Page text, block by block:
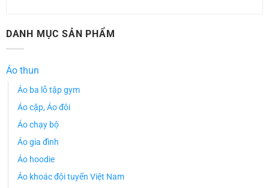
DANH MỤC SẢN PHẨM
Áo thun
Áo ba lỗ tập gym
Áo cặp, Áo đôi
Áo chạy bộ
Áo gia đình
Áo hoodie
Áo khoác đội tuyển Việt Nam